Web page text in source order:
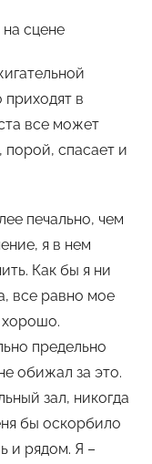
сцене
приходят в
все может
порой, спасает и
печально, чем
я в нем
Как бы я ни
все равно мое
хорошо.
предельно
обижал за это.
зал, никогда
бы оскорбило
и рядом. Я –